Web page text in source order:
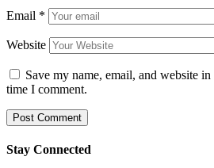
Email *
Website
Save my name, email, and website
time I comment.
Stay Connected